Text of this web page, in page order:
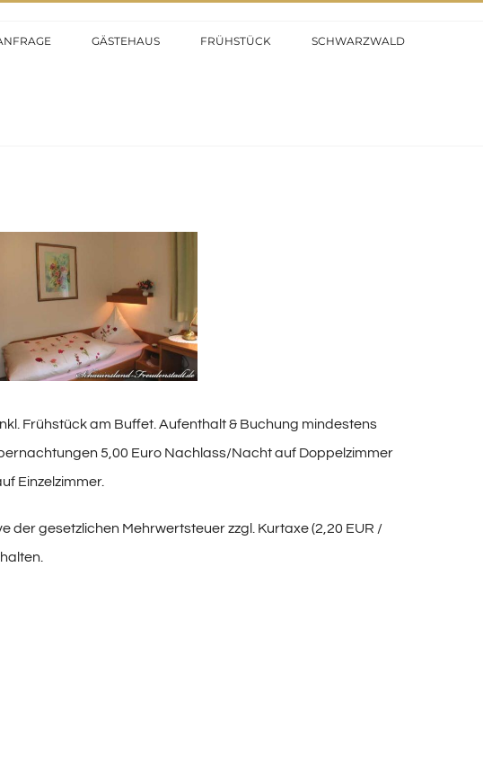
GÄSTEHAUS FRÜHSTÜCK SCHWARZWALD
Frühstück am Buffet. Aufenthalt & Buchung mindestens
5,00 Euro Nachlass/Nacht auf Doppelzimmer
Einzelzimmer.
der gesetzlichen Mehrwertsteuer zzgl. Kurtaxe (2,20 EUR /